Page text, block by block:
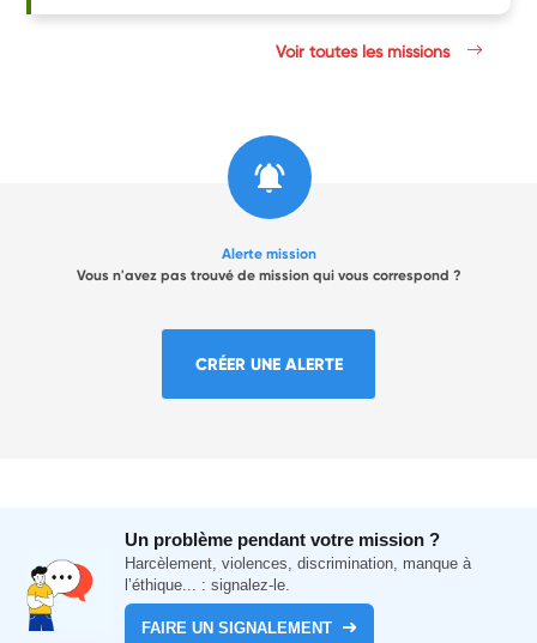
Voir toutes les missions
Alerte mission
Vous n'avez pas trouvé de mission qui vous correspond ?
CRÉER UNE ALERTE
Un problème pendant votre mission ?
Harcèlement, violences, discrimination, manque à
l’éthique... : signalez-le.
FAIRE UN SIGNALEMENT